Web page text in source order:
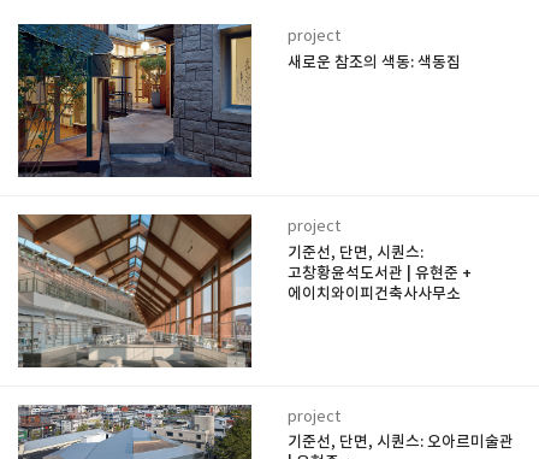
project
새로운 참조의 색동: 색동집
project
기준선, 단면, 시퀀스:
고창황윤석도서관 | 유현준 +
에이치와이피건축사사무소
project
기준선, 단면, 시퀀스: 오아르미술관